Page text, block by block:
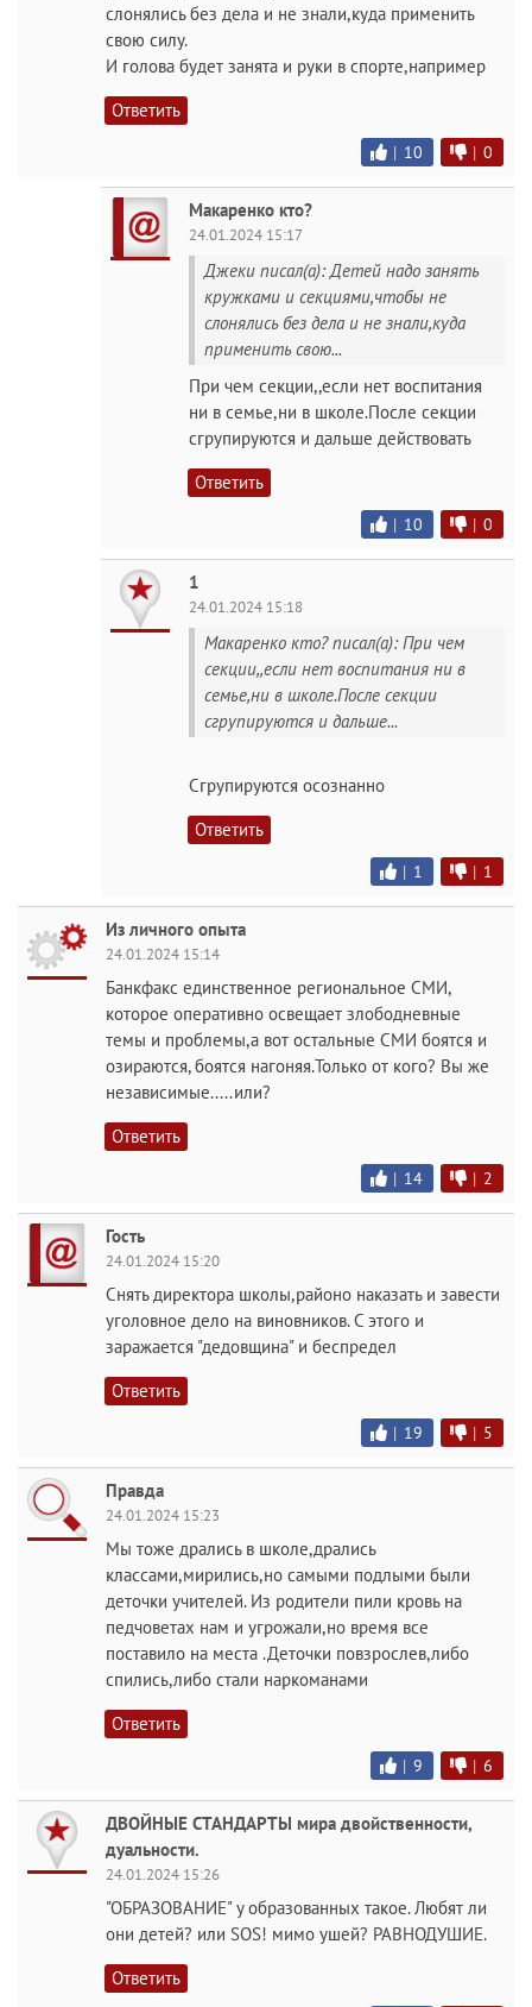
слонялись без дела и не знали,куда применить
свою силу.
И голова будет занята и руки в спорте,например
Ответить
| 10 | 0
Макаренко кто?
24.01.2024 15:17
Джеки писал(а): Детей надо занять
кружками и секциями,чтобы не
слонялись без дела и не знали,куда
применить свою...
При чем секции,,если нет воспитания
ни в семье,ни в школе.После секции
сгрупируются и дальше действовать
Ответить
| 10 | 0
1
24.01.2024 15:18
Макаренко кто? писал(а): При чем
секции,,если нет воспитания ни в
семье,ни в школе.После секции
сгрупируются и дальше...
Сгрупируются осознанно
Ответить
| 1 | 1
Из личного опыта
24.01.2024 15:14
Банкфакс единственное региональное СМИ,
которое оперативно освещает злободневные
темы и проблемы,а вот остальные СМИ боятся и
озираются, боятся нагоняя.Только от кого? Вы же
независимые.....или?
Ответить
| 14 | 2
Гость
24.01.2024 15:20
Снять директора школы,районо наказать и завести
уголовное дело на виновников. С этого и
заражается "дедовщина" и беспредел
Ответить
| 19 | 5
Правда
24.01.2024 15:23
Мы тоже дрались в школе,дрались
классами,мирились,но самыми подлыми были
деточки учителей. Из родители пили кровь на
педчоветах нам и угрожали,но время все
поставило на места .Деточки повзрослев,либо
спились,либо стали наркоманами
Ответить
| 9 | 6
ДВОЙНЫЕ СТАНДАРТЫ мира двойственности,
дуальности.
24.01.2024 15:26
"ОБРАЗОВАНИЕ" у образованных такое. Любят ли
они детей? или SOS! мимо ушей? РАВНОДУШИЕ.
Ответить